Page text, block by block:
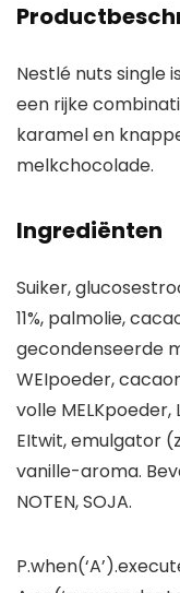
Nestlé nuts single
een rijke
karamel en
melkchocolade.
Ingrediënten
Suiker,
11%, palmolie,
gecondenseerde
WEIpoeder,
volle MELKpoeder,
EItwit, emulgator
vanille-aroma.
NOTEN, SOJA.